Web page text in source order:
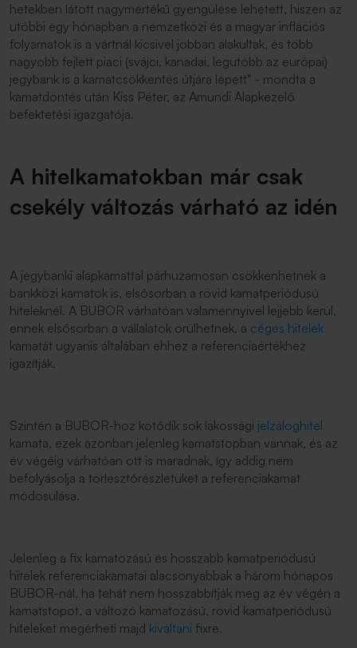
hetekben látott nagymértékű gyengülése lehetett, hiszen az
utóbbi egy hónapban a nemzetközi és a magyar inflációs
folyamatok is a vártnál kicsivel jobban alakultak, és több
nagyobb fejlett piaci (svájci, kanadai, legutóbb az európai)
jegybank is a kamatcsökkentés útjára lépett" - mondta a
kamatdöntés után Kiss Péter, az Amundi Alapkezelő
befektetési igazgatója.
A hitelkamatokban már csak
csekély változás várható az idén
A jegybanki alapkamattal párhuzamosan csökkenhetnek a
bankközi kamatok is, elsősorban a rövid kamatperiódusú
hiteleknél. A BUBOR várhatóan valamennyivel lejjebb kerül,
ennek elsősorban a vállalatok örülhetnek, a céges hitelek
kamatát ugyanis általában ehhez a referenciaértékhez
igazítják.
Szintén a BUBOR-hoz kötődik sok lakossági jelzáloghitel
kamata, ezek azonban jelenleg kamatstopban vannak, és az
év végéig várhatóan ott is maradnak, így addig nem
befolyásolja a törlesztőrészletüket a referenciakamat
módosulása.
Jelenleg a fix kamatozású és hosszabb kamatperiódusú
hitelek referenciakamatai alacsonyabbak a három hónapos
BUBOR-nál, ha tehát nem hosszabbítják meg az év végén a
kamatstopot, a változó kamatozású, rövid kamatperiódusú
hiteleket megérheti majd kiváltani fixre.